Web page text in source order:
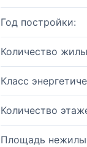
Год постройки:
Количество
Класс
Количество
Площадь